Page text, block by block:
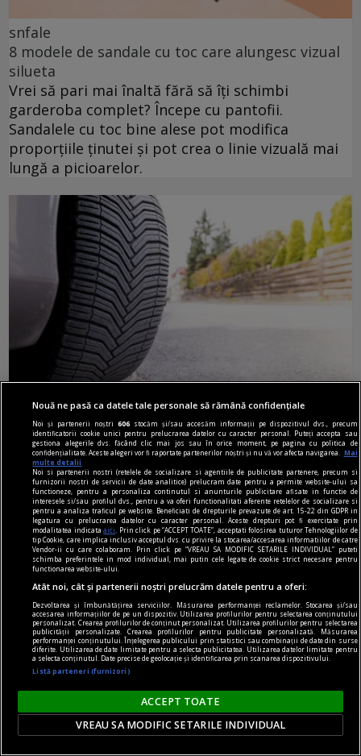
snfale
8 modele de sandale cu toc care alungesc vizual
silueta
Vrei să pari mai înaltă fără să îți schimbi
garderoba complet? Începe cu pantofii.
Sandalele cu toc bine alese pot modifica
proporțiile ținutei și pot crea o linie vizuală mai
lungă a picioarelor.
anvelope
Anvelope all season în oraș: soluție practică sau
compromis?
În oraș, mașina este folosită diferit față de
drumurile lungi sau traseele montane. Distanțele
sunt mai scurte, opririle sunt mai dese, vitezele
sunt mai mici, iar asfaltul poate trece rapid de la
uscat la umed, mai ales în perioadele cu vreme
schimbătoare.
Nouă ne pasă ca datele tale personale să rămână confidențiale
Noi și partenerii noștri606 stocăm și/sau accesăm informații pe dispozitivul dvs., precum
identificatorii cookie unici pentru prelucrarea datelor cu caracter personal. Puteți accepta sau
gestiona alegerile dvs. făcând clic mai jos sau în orice moment, pe pagina cu politica de
confidențialitate. Aceste alegeri vor fi raportate partenerilor noștri și nu vă vor afecta navigarea.
Mai
multe detalii
Noi si partenerii nostri (retelele de socializare si agentiile de publicitate partenere, precum si
furnizorii nostri de servicii de date analitice) prelucram date pentru a permite website-ului sa
functioneze, pentru a personaliza continutul si anunturile publicitare afisate in functie de
interesele si/sau profilul dvs., pentru a va oferi functionalitati aferente retelelor de socializare si
pentru a analiza traficul pe website. Beneficiati de drepturile prevazute de art. 15-22 din GDPR in
legatura cu prelucrarea datelor cu caracter personal. Aceste drepturi pot fi exercitate prin
modalitatea indicataaici
. Prin click pe “ACCEPT TOATE”, acceptati folosirea tuturor Tehnologiilor de
tip Cookie, care implica inclusiv acceptul dvs. cu privire la stocarea/accesarea informatiilor de catre
Vendor-ii cu care colaboram. Prin click pe “VREAU SA MODIFIC SETARILE INDIVIDUAL” puteti
schimba preferintele in mod individual, mai putin cele legate de cookie strict necesare pentru
functionarea website-ului.
Atât noi, cât și partenerii noștri prelucrăm datele pentru a oferi:
Dezvoltarea și îmbunătățirea serviciilor. Măsurarea performanței reclamelor. Stocarea și/sau
accesarea informațiilor de pe un dispozitiv. Utilizarea profilurilor pentru selectarea conținutului
personalizat. Crearea profilurilor de conținut personalizat. Utilizarea profilurilor pentru selectarea
publicității personalizate. Crearea profilurilor pentru publicitate personalizată. Măsurarea
performanței conținutului. Înțelegerea publicului prin statistici sau combinații de date din surse
diferite. Utilizarea de date limitate pentru a selecta publicitatea. Utilizarea datelor limitate pentru
a selecta conținutul. Date precise de geolocație și identificarea prin scanarea dispozitivului.
Listă parteneri (furnizori)
ACCEPT TOATE
VREAU SA MODIFIC SETARILE INDIVIDUAL